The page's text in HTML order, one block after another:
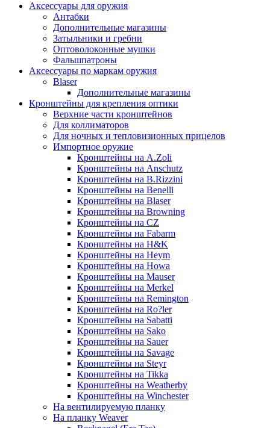
Аксессуары для оружия
Антабки
Дополнительные магазины
Затыльники и гребни
Оптоволоконные мушки
Фальшпатроны
Аксессуары по маркам оружия
Blaser
Дополнительные магазины
Кронштейны для крепления оптики
Верхние части кронштейнов
Для коллиматоров
Для ночных и тепловизионных прицелов
Импортное оружие
Кронштейны на A.Zoli
Кронштейны на Anschutz
Кронштейны на B.Rizzini
Кронштейны на Benelli
Кронштейны на Blaser
Кронштейны на Browning
Кронштейны на CZ
Кронштейны на Fabarm
Кронштейны на H&K
Кронштейны на Heym
Кронштейны на Howa
Кронштейны на Mauser
Кронштейны на Merkel
Кронштейны на Remington
Кронштейны на Ro?ler
Кронштейны на Sabatti
Кронштейны на Sako
Кронштейны на Sauer
Кронштейны на Savage
Кронштейны на Steyr
Кронштейны на Tikka
Кронштейны на Weatherby
Кронштейны на Winchester
На вентилируемую планку
На планку Weaver